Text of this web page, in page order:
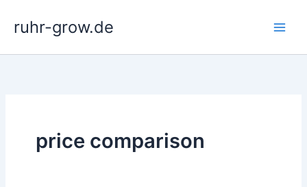
Inhaltruhr-grow.de
price comparison